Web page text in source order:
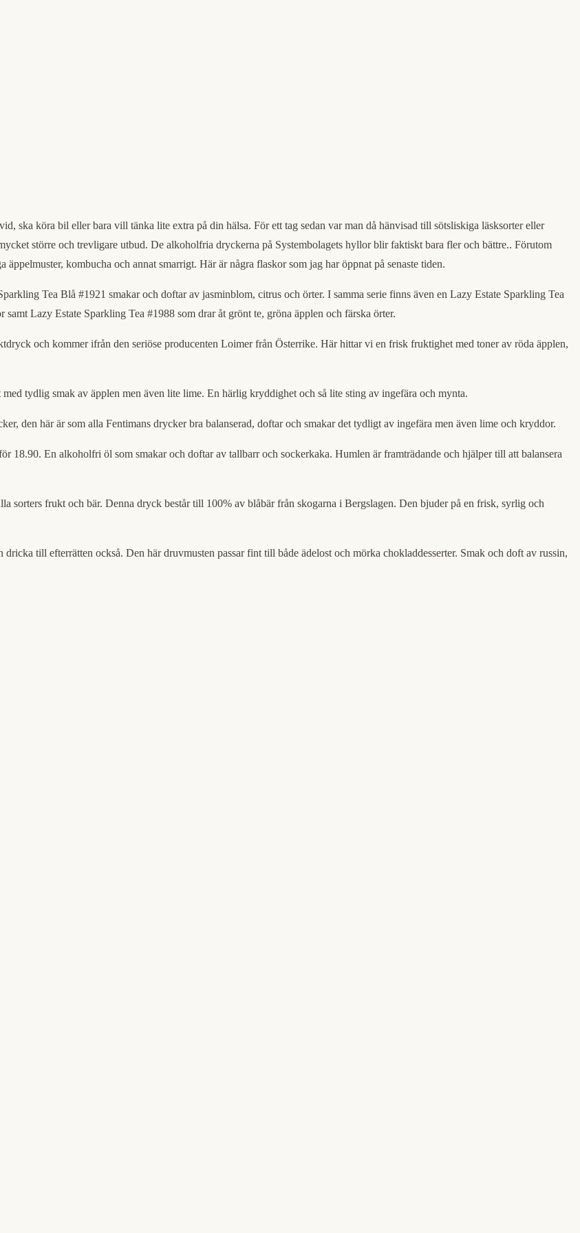
ska köra bil eller bara vill tänka lite extra på din hälsa. För ett tag sedan var man då hänvisad till sötsliskiga läsksorter eller
större och trevligare utbud. De alkoholfria dryckerna på Systembolagets hyllor blir faktiskt bara fler och bättre.. Förutom
kombucha och annat smarrigt. Här är några flaskor som jag har öppnat på senaste tiden.
Tea Blå #1921 smakar och doftar av jasminblom, citrus och örter. I samma serie finns även en Lazy Estate Sparkling Tea
Lazy Estate Sparkling Tea #1988 som drar åt grönt te, gröna äpplen och färska örter.
och kommer ifrån den seriöse producenten Loimer från Österrike. Här hittar vi en frisk fruktighet med toner av röda äpplen,
tydlig smak av äpplen men även lite lime. En härlig kryddighet och så lite sting av ingefära och mynta.
den här är som alla Fentimans drycker bra balanserad, doftar och smakar det tydligt av ingefära men även lime och kryddor.
18.90. En alkoholfri öl som smakar och doftar av tallbarr och sockerkaka. Humlen är framträdande och hjälper till att balansera
sorters frukt och bär. Denna dryck består till 100% av blåbär från skogarna i Bergslagen. Den bjuder på en frisk, syrlig och
till efterrätten också. Den här druvmusten passar fint till både ädelost och mörka chokladdesserter. Smak och doft av russin,